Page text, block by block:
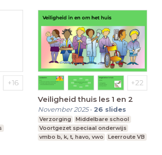
Veiligheid thuis les 1 en 2
November 2025- 26 slides
Verzorging
Middelbare school
Voortgezet speciaal onderwijs
vmbo b, k, t, havo, vwo
Leerroute VB